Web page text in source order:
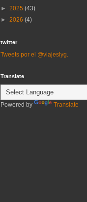
► 2025 (43)
► 2026 (4)
twitter
Tweets por el @viajeslyg.
Translate
Powered by Translate